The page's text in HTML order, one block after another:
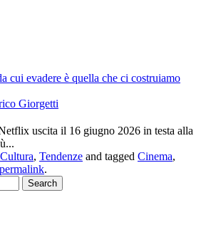
cui evadere è quella che ci costruiamo
Giorgetti
uscita il 16 giugno 2026 in testa alla
Cultura, Tendenze and tagged Cinema,
permalink.